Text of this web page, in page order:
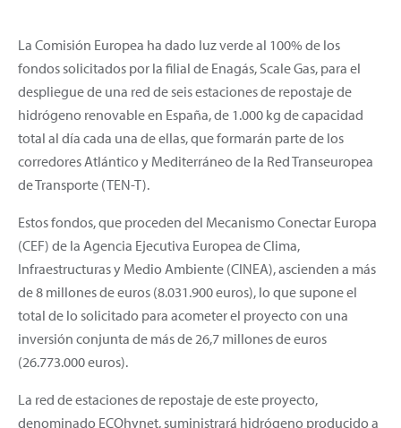
La Comisión Europea ha dado luz verde al 100% de los
fondos solicitados por la filial de Enagás, Scale Gas, para el
despliegue de una red de seis estaciones de repostaje de
hidrógeno renovable en España, de 1.000 kg de capacidad
total al día cada una de ellas, que formarán parte de los
corredores Atlántico y Mediterráneo de la Red Transeuropea
de Transporte (TEN-T).
Estos fondos, que proceden del Mecanismo Conectar Europa
(CEF) de la Agencia Ejecutiva Europea de Clima,
Infraestructuras y Medio Ambiente (CINEA), ascienden a más
de 8 millones de euros (8.031.900 euros), lo que supone el
total de lo solicitado para acometer el proyecto con una
inversión conjunta de más de 26,7 millones de euros
(26.773.000 euros).
La red de estaciones de repostaje de este proyecto,
denominado ECOhynet, suministrará hidrógeno producido a